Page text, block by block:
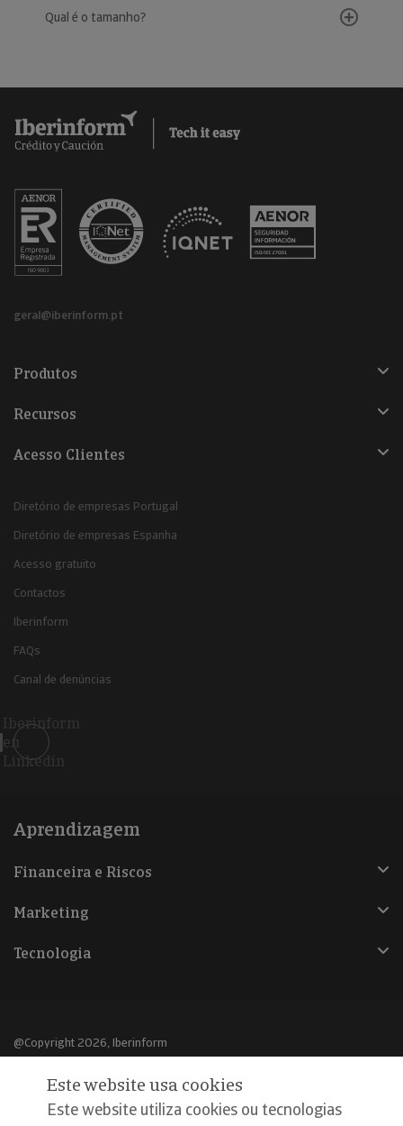
Qual é o tamanho?
geral@iberinform.pt
Produtos
Recursos
Acesso Clientes
Diretório de empresas Portugal
Diretório de empresas Espanha
Acesso gratuito
Contactos
Iberinform
FAQs
Canal de denúncias
Iberinform
en
Linkedin
Aprendizagem
Financeira e Riscos
Marketing
Tecnologia
@Copyright 2026, Iberinform
Aviso legal
Política de cookies
Este website usa cookies
Este website utiliza cookies ou tecnologias